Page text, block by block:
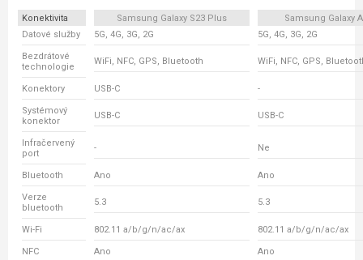
Konektivita Samsung Galaxy S23 Plus
Samsung Galaxy
Datové služby
5G, 4G, 3G, 2G 5G, 4G, 3G, 2G
Bezdrátové
technologie
WiFi, NFC, GPS, Bluetooth WiFi, NFC, GPS,
Konektory USB-C -
Systémový
konektor
USB-C USB-C
Infračervený
port
- Ne
Bluetooth Ano Ano
Verze
bluetooth
5.3 5.3
Wi-Fi 802.11 a/b/g/n/ac/ax 802.11 a/b/g/n/ac/ax
NFC Ano Ano